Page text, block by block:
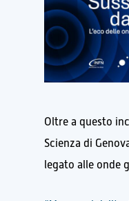
Oltre a questo
Scienza di
legato alle onde